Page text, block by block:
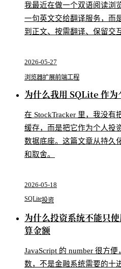
我最近在做一个双语阅读浏
一句英文交给翻译服务，而
到正文、按需翻译、保留交
2026-05-27
浏览器扩展前端工程
为什么我用 SQLite 作
在 StockTracker 里，我没有
缓存，而是把它作为个人投
数据底座。这篇文章从持久
和取舍。
2026-05-18
SQLite投资
为什么投资系统不能只
算金额
JavaScript 的 number 很方
数，不是金融系统需要的十